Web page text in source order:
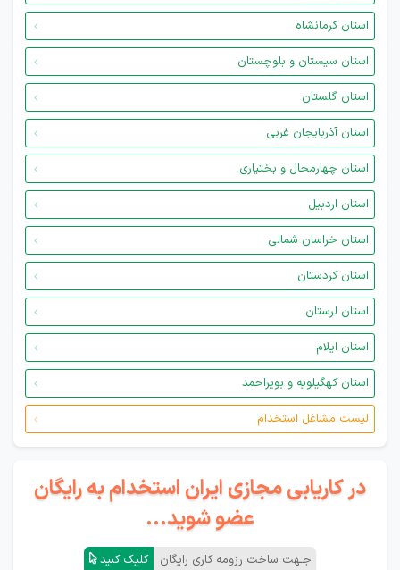
استان کرمانشاه
استان سیستان و بلوچستان
استان گلستان
استان آذربایجان غربی
استان چهارمحال و بختیاری
استان اردبیل
استان خراسان شمالی
استان کردستان
استان لرستان
استان ایلام
استان کهگیلویه و بویراحمد
لیست مشاغل استخدام
در کاریابی مجازی ایران استخدام به رایگان
عضو شوید...
جـهت ساخت رزومه کاری رایگان کلیک کنید